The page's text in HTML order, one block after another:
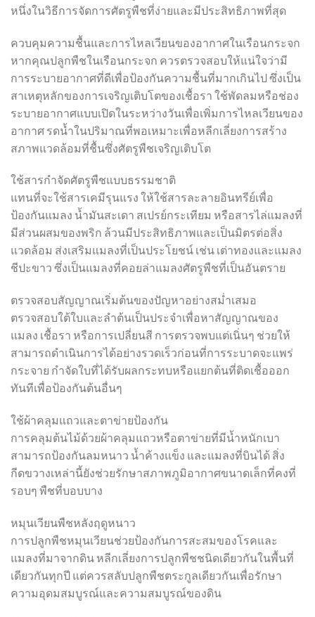
หนึ่งในวิธีการจัดการศัตรูพืชที่ง่ายและมีประสิทธิภาพที่สุด
ควบคุมความชื้นและการไหลเวียนของอากาศในเรือนกระจก
หากคุณปลูกพืชในเรือนกระจก ควรตรวจสอบให้แน่ใจว่ามี
การระบายอากาศที่ดีเพื่อป้องกันความชื้นที่มากเกินไป ซึ่งเป็น
สาเหตุหลักของการเจริญเติบโตของเชื้อรา ใช้พัดลมหรือช่อง
ระบายอากาศแบบเปิดในระหว่างวันเพื่อเพิ่มการไหลเวียนของ
อากาศ รดน้ำในปริมาณที่พอเหมาะเพื่อหลีกเลี่ยงการสร้าง
สภาพแวดล้อมที่ชื้นซึ่งศัตรูพืชเจริญเติบโต
ใช้สารกำจัดศัตรูพืชแบบธรรมชาติ
แทนที่จะใช้สารเคมีรุนแรง ให้ใช้สารละลายอินทรีย์เพื่อ
ป้องกันแมลง น้ำมันสะเดา สเปรย์กระเทียม หรือสารไล่แมลงที่
มีส่วนผสมของพริก ล้วนมีประสิทธิภาพและเป็นมิตรต่อสิ่ง
แวดล้อม ส่งเสริมแมลงที่เป็นประโยชน์ เช่น เต่าทองและแมลง
ชีปะขาว ซึ่งเป็นแมลงที่คอยล่าแมลงศัตรูพืชที่เป็นอันตราย
ตรวจสอบสัญญาณเริ่มต้นของปัญหาอย่างสม่ำเสมอ
ตรวจสอบใต้ใบและลำต้นเป็นประจำเพื่อหาสัญญาณของ
แมลง เชื้อรา หรือการเปลี่ยนสี การตรวจพบแต่เนิ่นๆ ช่วยให้
สามารถดำเนินการได้อย่างรวดเร็วก่อนที่การระบาดจะแพร่
กระจาย กำจัดใบที่ได้รับผลกระทบหรือแยกต้นที่ติดเชื้อออก
ทันทีเพื่อป้องกันต้นอื่นๆ
ใช้ผ้าคลุมแถวและตาข่ายป้องกัน
การคลุมต้นไม้ด้วยผ้าคลุมแถวหรือตาข่ายที่มีน้ำหนักเบา
สามารถป้องกันลมหนาว น้ำค้างแข็ง และแมลงที่บินได้ สิ่ง
กีดขวางเหล่านี้ยังช่วยรักษาสภาพภูมิอากาศขนาดเล็กที่คงที่
รอบๆ พืชที่บอบบาง
หมุนเวียนพืชหลังฤดูหนาว
การปลูกพืชหมุนเวียนช่วยป้องกันการสะสมของโรคและ
แมลงที่มาจากดิน หลีกเลี่ยงการปลูกพืชชนิดเดียวกันในพื้นที่
เดียวกันทุกปี แต่ควรสลับปลูกพืชตระกูลเดียวกันเพื่อรักษา
ความอุดมสมบูรณ์และความสมบูรณ์ของดิน